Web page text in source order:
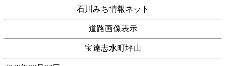
石川みち情報ネット
道路画像表示
宝達志水町坪山